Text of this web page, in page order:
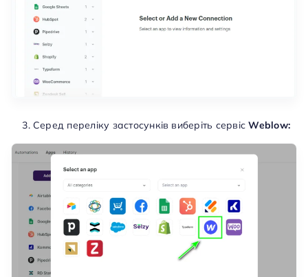
Серед переліку застосунків виберіть сервісWeblow: